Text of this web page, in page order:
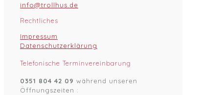
info@trollhus.de
Rechtliches
Impressum
Datenschutzerklärung
Telefonische Terminvereinbarung
0351 804 42 09 während unseren
Öffnungszeiten :